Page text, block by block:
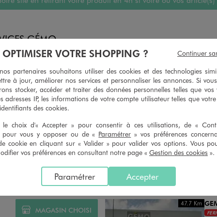
GÉMO
CHANGER D’AVIS
et vous proposons un avoir
pour tout article non
sous 30 jours, sur simple
JE PEUX FAIRE
ARTICLES
Ourlets, ceintures… vous avez
faire retoucher vos articles
MAGASIN CHOISI
Distance :
47.7 Km
OPTIMISER VOTRE SHOPPING ?
partenaires souhaitons utiliser des cookies et des technologies
à jour, améliorer nos services et personnaliser les annonces. Si
stocker, accéder et traiter des données personnelles telles que vos
adresses IP, les informations de votre compte utilisateur telles que
des cookies.
le choix d'« Accepter » pour consentir à ces utilisations, de «
pour vous y opposer ou de « Paramétrer » vos préférences
cookie en cliquant sur « Valider » pour valider vos options. Vous
vos préférences en consultant notre page « Gestion des cookies ».
Accepter
Paramétrer
Continuer